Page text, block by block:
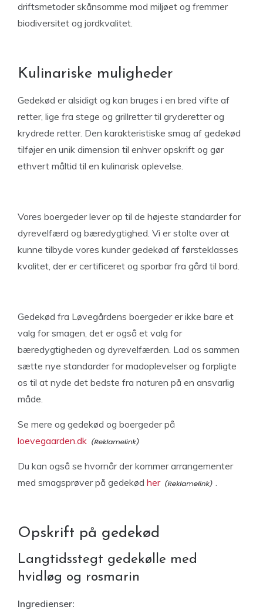
driftsmetoder skånsomme mod miljøet og fremmer
biodiversitet og jordkvalitet.
Kulinariske muligheder
Gedekød er alsidigt og kan bruges i en bred vifte af
retter, lige fra stege og grillretter til gryderetter og
krydrede retter. Den karakteristiske smag af gedekød
tilføjer en unik dimension til enhver opskrift og gør
ethvert måltid til en kulinarisk oplevelse.
Vores boergeder lever op til de højeste standarder for
dyrevelfærd og bæredygtighed. Vi er stolte over at
kunne tilbyde vores kunder gedekød af førsteklasses
kvalitet, der er certificeret og sporbar fra gård til bord.
Gedekød fra Løvegårdens boergeder er ikke bare et
valg for smagen, det er også et valg for
bæredygtigheden og dyrevelfærden. Lad os sammen
sætte nye standarder for madoplevelser og forpligte
os til at nyde det bedste fra naturen på en ansvarlig
måde.
Se mere og gedekød og boergeder på
loevegaarden.dk
Du kan også se hvornår der kommer arrangementer
med smagsprøver på gedekød her .
Opskrift på gedekød
Langtidsstegt gedekølle med
hvidløg og rosmarin
Ingredienser: